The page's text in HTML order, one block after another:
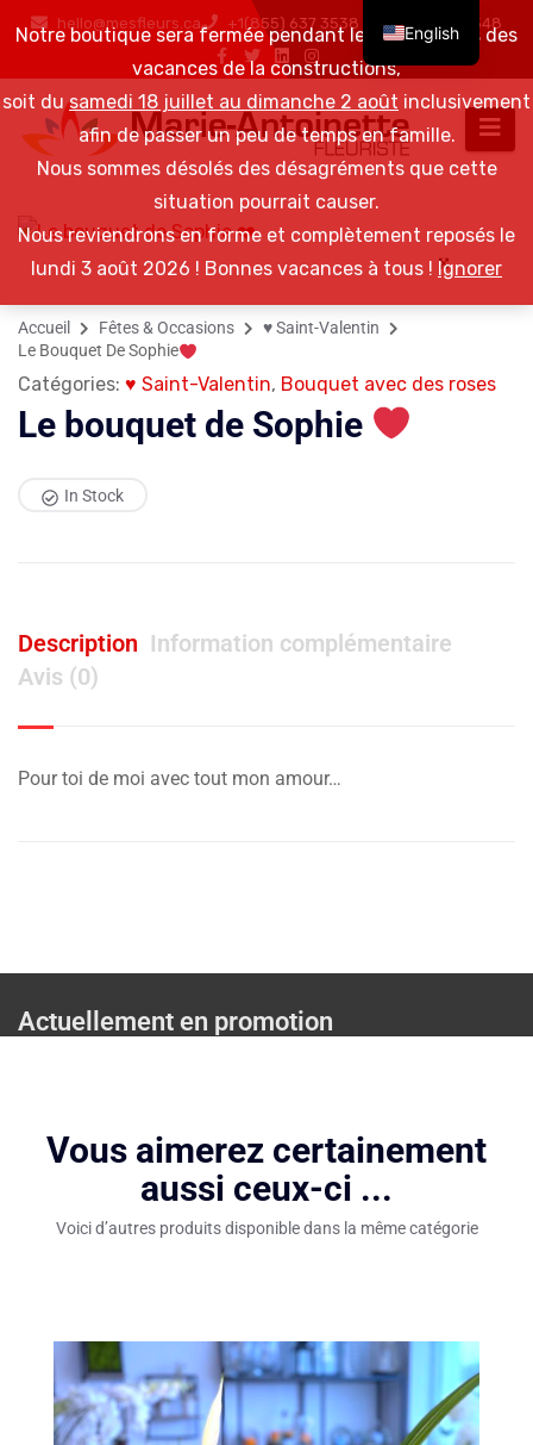
Notre boutique sera fermée pendant les 2 semaines des
vacances de la constructions,
soit dusamedi 18 juillet au dimanche 2 août inclusivement
afin de passer un peu de temps en famille.
Nous sommes désolés des désagréments que cette
situation pourrait causer.
Nous reviendrons en forme et complètement reposés le
lundi 3 août 2026 ! Bonnes vacances à tous ! Ignorer
hello@mesfleurs.ca +1(855) 637 3538 / +1(819) 376 6548
Accueil Fêtes & Occasions
♥ Saint-Valentin
Le Bouquet De Sophie
Catégories: ♥ Saint-Valentin, Bouquet avec des roses
Le bouquet de Sophie
In Stock
Description Information complémentaire
Avis (0)
Pour toi de moi avec tout mon amour…
Actuellement en promotion
Vous aimerez certainement
aussi ceux-ci ...
Voici d’autres produits disponible dans la même catégorie
English